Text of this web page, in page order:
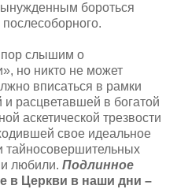
бороться
слышим о
но никто не может
вписаться в рамки
расцветавшей в богатой
аскетической трезвости
свое идеальное
тайносовершительных
любили. Подлинное
в Церкви в наши дни –